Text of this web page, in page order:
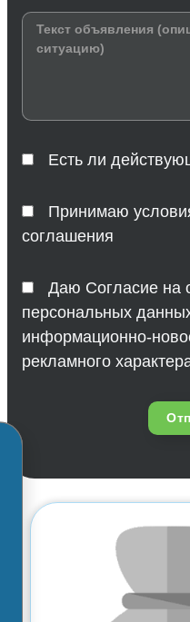
Есть ли
Принимаю
соглашения
Даю Согласие на
персональных
информационно-
рекламного